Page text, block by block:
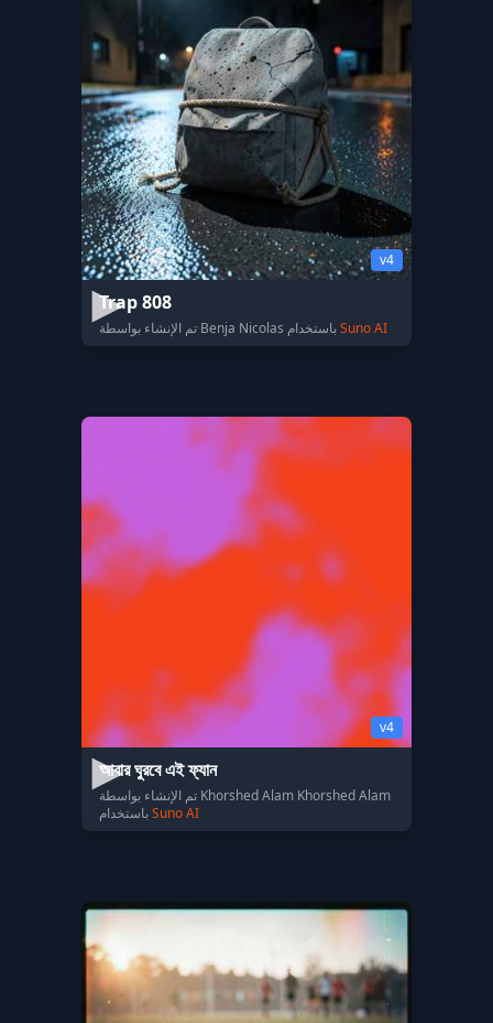
v4
Trap 808
Suno AI
v4
আবার ঘুরবে এই ফ্যান
تم الإنشاء بواسطة Khorshed Alam Khorshed Alam
Suno AI